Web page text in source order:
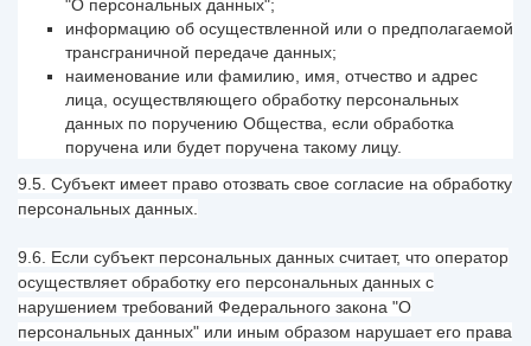
"О персональных данных";
информацию об осуществленной или о предполагаемой
трансграничной передаче данных;
наименование или фамилию, имя, отчество и адрес
лица, осуществляющего обработку персональных
данных по поручению Общества, если обработка
поручена или будет поручена такому лицу.
9.5. Субъект имеет право отозвать свое согласие на обработку
персональных данных.
9.6. Если субъект персональных данных считает, что оператор
осуществляет обработку его персональных данных с
нарушением требований Федерального закона "О
персональных данных" или иным образом нарушает его права